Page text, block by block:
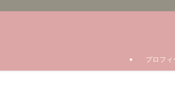
プロフィ